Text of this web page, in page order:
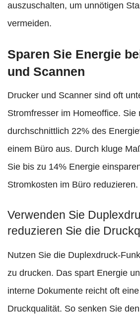
auszuschalten, um unnötigen
vermeiden.
Sparen Sie Energie
und Scannen
Drucker und Scanner sind oft
Stromfresser im Homeoffice. Sie
durchschnittlich 22% des
einem Büro aus. Durch kluge
Sie bis zu 14% Energie
Stromkosten im Büro reduzieren.
Verwenden Sie
reduzieren Sie die
Nutzen Sie die Duplexdruck-
zu drucken. Das spart Energie
interne Dokumente reicht oft
Druckqualität. So senken Sie